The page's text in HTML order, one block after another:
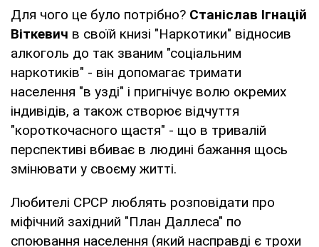
Для чого це було потрібно? Станіслав Ігнацій
Віткевич в своїй книзі "Наркотики" відносив
алкоголь до так званим "соціальним
наркотиків" - він допомагає тримати
населення "в узді" і пригнічує волю окремих
індивідів, а також створює відчуття
"короткочасного щастя" - що в тривалій
перспективі вбиває в людині бажання щось
змінювати у своєму житті.
Любителі СРСР люблять розповідати про
міфічний західний "План Даллеса" по
споювання населення (який насправді є трохи